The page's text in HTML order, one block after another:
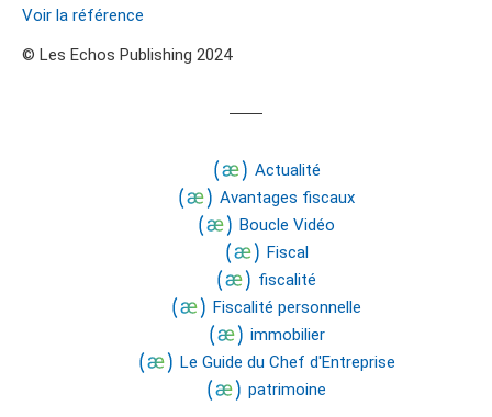
Voir la référence
© Les Echos Publishing 2024
Actualité
Avantages fiscaux
Boucle Vidéo
Fiscal
fiscalité
Fiscalité personnelle
immobilier
Le Guide du Chef d'Entreprise
patrimoine